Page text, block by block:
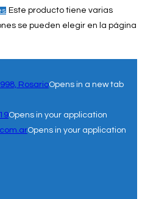
Este producto tiene varias
se pueden elegir en la página
RosarioOpens in a new tab
Opens in your application
Opens in your application